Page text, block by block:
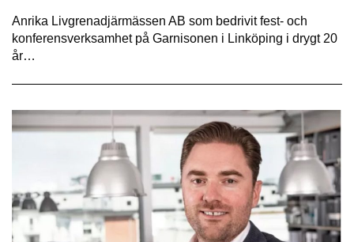
Anrika Livgrenadjärmässen AB som bedrivit fest- och
konferensverksamhet på Garnisonen i Linköping i drygt 20
år…